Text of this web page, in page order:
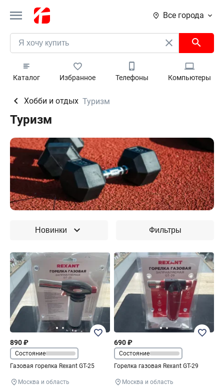
Все города
Каталог Избранное Телефоны Компьютеры
Хобби и отдых Туризм
Туризм
Новинки Фильтры
890 ₽
Состояние
Газовая горелка Rexant GT-25
Москва и область
690 ₽
Состояние
Горелка газовая Rexant GT-29
Москва и область